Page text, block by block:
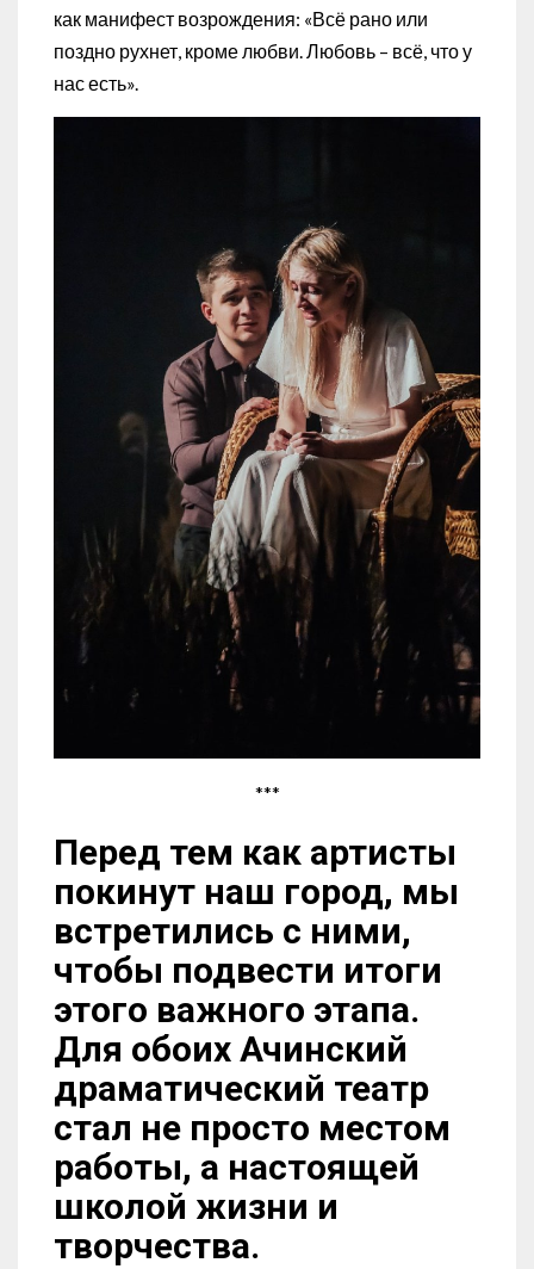
как манифест возрождения: «Всё рано или
поздно рухнет, кроме любви. Любовь – всё, что у
нас есть».
***
Перед тем как артисты
покинут наш город, мы
встретились с ними,
чтобы подвести итоги
этого важного этапа.
Для обоих Ачинский
драматический театр
стал не просто местом
работы, а настоящей
школой жизни и
творчества.